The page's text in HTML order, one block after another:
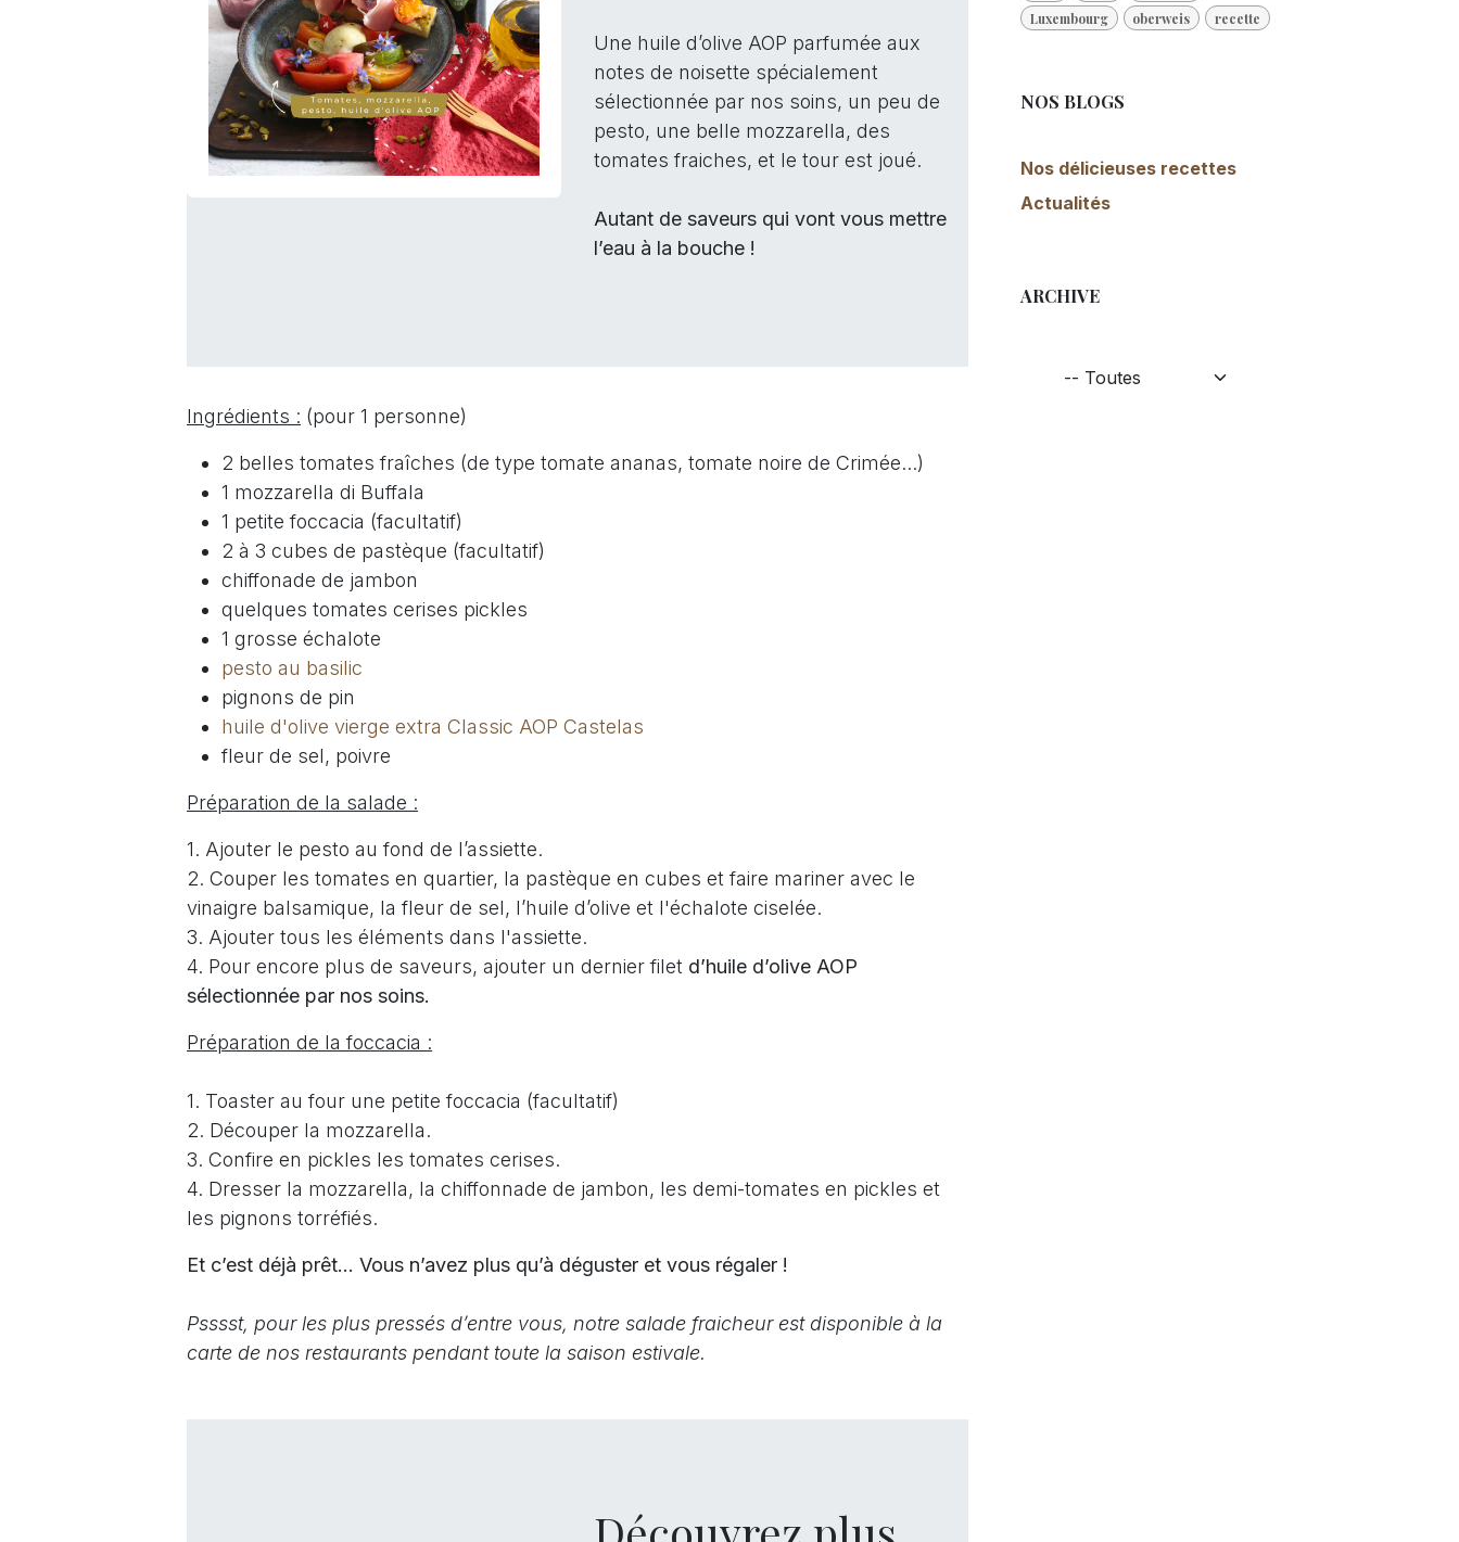
Une huile d’olive AOP parfumée aux
notes de noisette spécialement
sélectionnée par nos soins, un peu de
pesto, une belle mozzarella, des
tomates fraiches, et le tour est joué.
Autant de saveurs qui vont vous mettre
l’eau à la bouche !
Ingrédients : (pour 1 personne)
2 belles tomates fraîches (de type tomate ananas, tomate noire de Crimée...)
1 mozzarella di Buffala
1 petite foccacia (facultatif)
2 à 3 cubes de pastèque (facultatif)
chiffonade de jambon
quelques tomates cerises pickles
1 grosse échalote
pesto au basilic
pignons de pin
huile d'olive vierge extra Classic AOP Castelas
fleur de sel, poivre
Préparation de la salade :
1. Ajouter le pesto au fond de l’assiette.
2. Couper les tomates en quartier, la pastèque en cubes et faire mariner avec le
vinaigre balsamique, la fleur de sel, l’huile d’olive et l'échalote ciselée.
3. Ajouter tous les éléments dans l'assiette.
4. Pour encore plus de saveurs, ajouter un dernier filet d’huile d’olive AOP
sélectionnée par nos soins.
Préparation de la foccacia :
1. Toaster au four une petite foccacia (facultatif)
2. Découper la mozzarella.
3. Confire en pickles les tomates cerises.
4. Dresser la mozzarella, la chiffonnade de jambon, les demi-tomates en pickles et
les pignons torréfiés.
Et c’est déjà prêt… Vous n’avez plus qu’à déguster et vous régaler !
Psssst, pour les plus pressés d’entre vous, notre salade fraicheur est disponible à la
carte de nos restaurants pendant toute la saison estivale.
Luxembourg
oberweis recette
NOS BLOGS
Nos délicieuses recettes
Actualités
ARCHIVE